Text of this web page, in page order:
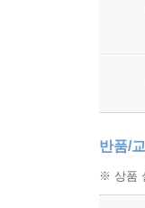
반품/
※ 상품